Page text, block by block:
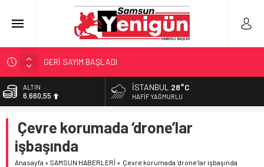
GERİ SAYIM BAŞLADI
SAMSUNSPOR’DA HEDEF 5’İNCİLİK!
‘BAFRA’YA YATIRIM YAPIN!’
YÖNETİCİ SEÇERKEN YAPILAN EN BÜYÜK HATALAR
ALTIN
6.660,55
13.779,39
DOLAR
47,7111
İSTANBUL 28°C
HAFIF YAĞMURLU
Çevre korumada ‘drone’lar
işbaşında
Anasayfa » SAMSUN HABERLERİ » Çevre korumada ‘drone’lar işbaşında